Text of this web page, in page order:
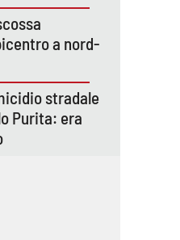
a nord-
stradale
Purita: era